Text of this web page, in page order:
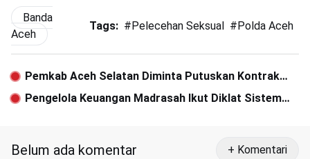
Banda
Aceh
Tags: #Pelecehan Seksual #Polda Aceh
Pemkab Aceh Selatan Diminta Putuskan Kontrak
Proyek Rumah Sakit Regional
Pengelola Keuangan Madrasah Ikut Diklat Sistem
Belum ada komentar + Komentari